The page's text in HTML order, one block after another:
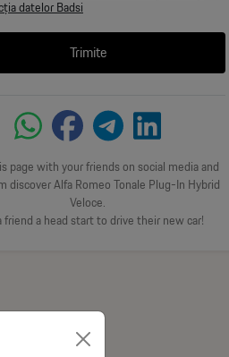
datelor Badsi
Trimite
page with your friends on social media and
discover Alfa Romeo Tonale Plug-In Hybrid
Veloce.
friend a head start to drive their new car!